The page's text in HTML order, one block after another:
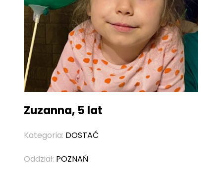
Zuzanna, 5 lat
Kategoria: DOSTAĆ
Oddział: POZNAŃ